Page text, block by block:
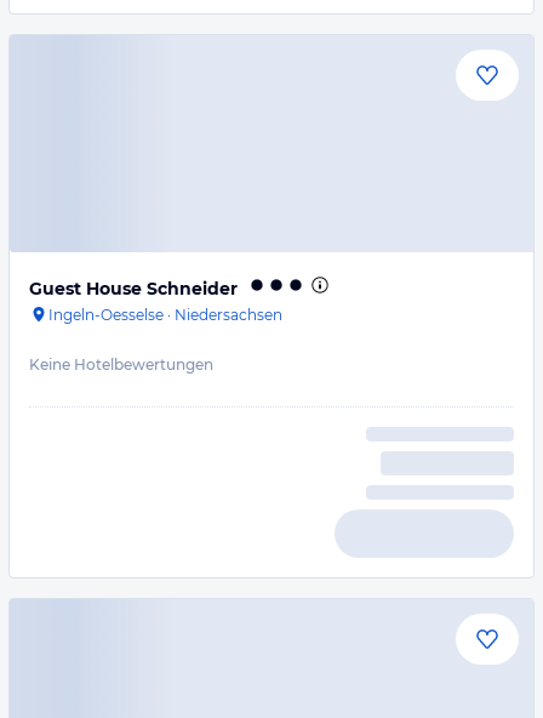
Guest House Schneider
Ingeln-Oesselse · Niedersachsen
Keine Hotelbewertungen